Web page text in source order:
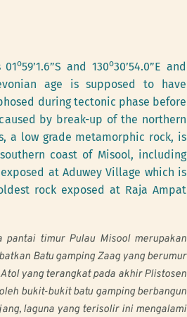
01o59’1.6”S and 130o30’54.0”E and
age is supposed to have
during tectonic phase before
by break-up of the northern
a low grade metamorphic rock, is
coast of Misool, including
at Aduwey Village which is
rock exposed at Raja Ampat
pantai timur Pulau Misool merupakan
Batu gamping Zaag yang berumur
yang terangkat pada akhir Plistosen
bukit-bukit batu gamping berbangun
laguna yang terisolir ini mengalami